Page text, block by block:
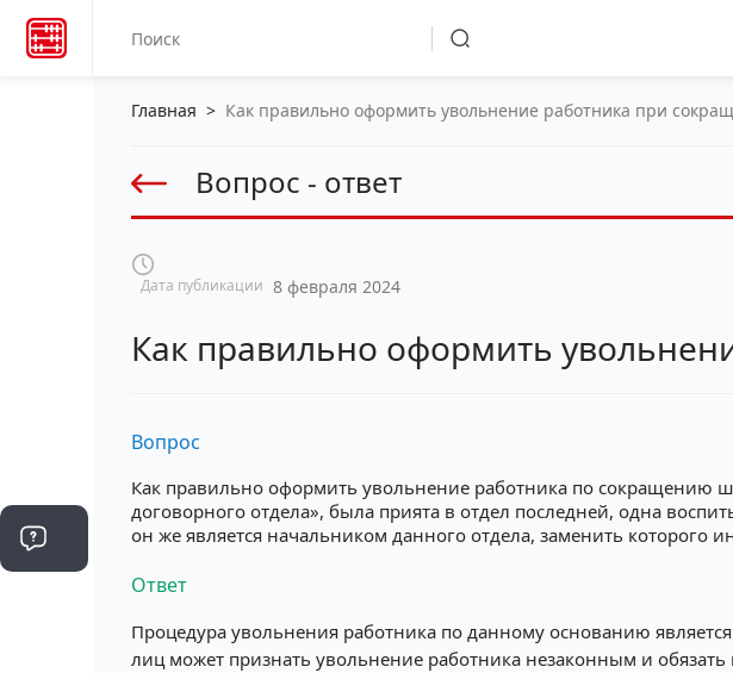
Главная > Как правильно оформить увольнение работника при
Вопрос - ответ
Дата публикации 8 февраля 2024
Как правильно оформить
Вопрос
Как правильно оформить увольнение работника по сокращению
договорного отдела», была прията в отдел последней, одна
он же является начальником данного отдела, заменить которого
Ответ
Процедура увольнения работника по данному основанию
лиц может признать увольнение работника незаконным и